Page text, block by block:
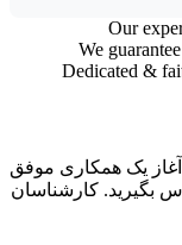
Our
We
Dedicated &
یک همکاری موفق
بگیرید. کارشناسان